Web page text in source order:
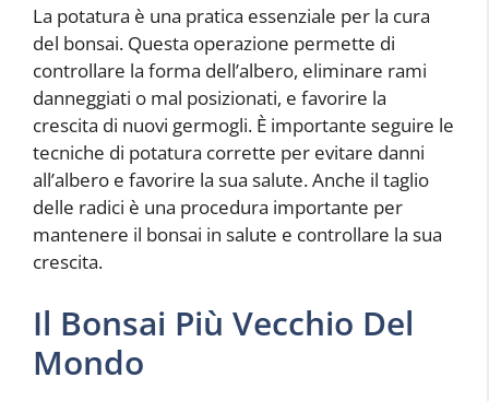
La potatura è una pratica essenziale per la cura
del bonsai. Questa operazione permette di
controllare la forma dell’albero, eliminare rami
danneggiati o mal posizionati, e favorire la
crescita di nuovi germogli. È importante seguire le
tecniche di potatura corrette per evitare danni
all’albero e favorire la sua salute. Anche il taglio
delle radici è una procedura importante per
mantenere il bonsai in salute e controllare la sua
crescita.
Il Bonsai Più Vecchio Del
Mondo